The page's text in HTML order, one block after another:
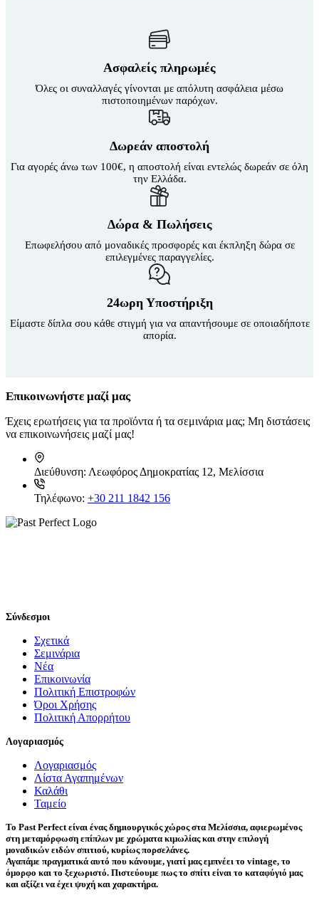
Ασφαλείς πληρωμές
Όλες οι συναλλαγές γίνονται με απόλυτη ασφάλεια μέσω
πιστοποιημένων παρόχων.
Δωρεάν αποστολή
Για αγορές άνω των 100€, η αποστολή είναι εντελώς δωρεάν σε όλη
την Ελλάδα.
Δώρα & Πωλήσεις
Επωφελήσου από μοναδικές προσφορές και έκπληξη δώρα σε
επιλεγμένες παραγγελίες.
24ωρη Υποστήριξη
Είμαστε δίπλα σου κάθε στιγμή για να απαντήσουμε σε οποιαδήποτε
απορία.
Επικοινωνήστε μαζί μας
Έχεις ερωτήσεις για τα προϊόντα ή τα σεμινάρια μας; Μη διστάσεις
να επικοινωνήσεις μαζί μας!
Διεύθυνση: Λεωφόρος Δημοκρατίας 12, Μελίσσια
Τηλέφωνο: +30 211 1842 156
Σύνδεσμοι
Σχετικά
Σεμινάρια
Νέα
Επικοινωνία
Πολιτική Επιστροφών
Όροι Χρήσης
Πολιτική Απορρήτου
Λογαριασμός
Λογαριασμός
Λίστα Αγαπημένων
Καλάθι
Ταμείο
Το Past Perfect είναι ένας δημιουργικός χώρος στα Μελίσσια, αφιερωμένος
στη μεταμόρφωση επίπλων με χρώματα κιμωλίας και στην επιλογή
μοναδικών ειδών σπιτιού, κυρίως πορσελάνες.
Αγαπάμε πραγματικά αυτό που κάνουμε, γιατί μας εμπνέει το vintage, το
όμορφο και το ξεχωριστό. Πιστεύουμε πως το σπίτι είναι το καταφύγιό μας
και αξίζει να έχει ψυχή και χαρακτήρα.